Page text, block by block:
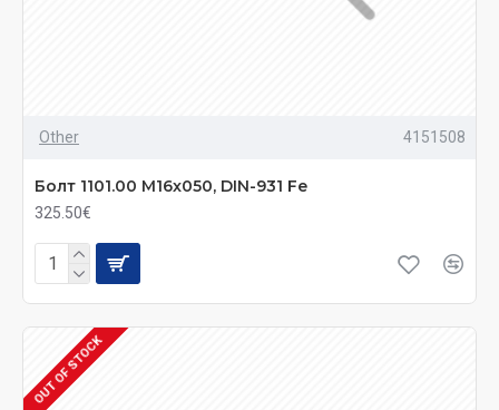
Other 4151508
Болт 1101.00 M16x050, DIN-931 Fe
325.50€
OUT OF STOCK